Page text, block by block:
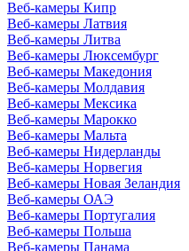
Веб-камеры Кипр
Веб-камеры Латвия
Веб-камеры Литва
Веб-камеры Люксембург
Веб-камеры Македония
Веб-камеры Молдавия
Веб-камеры Мексика
Веб-камеры Марокко
Веб-камеры Мальта
Веб-камеры Нидерланды
Веб-камеры Норвегия
Веб-камеры Новая Зеландия
Веб-камеры ОАЭ
Веб-камеры Португалия
Веб-камеры Польша
Веб-камеры Панама